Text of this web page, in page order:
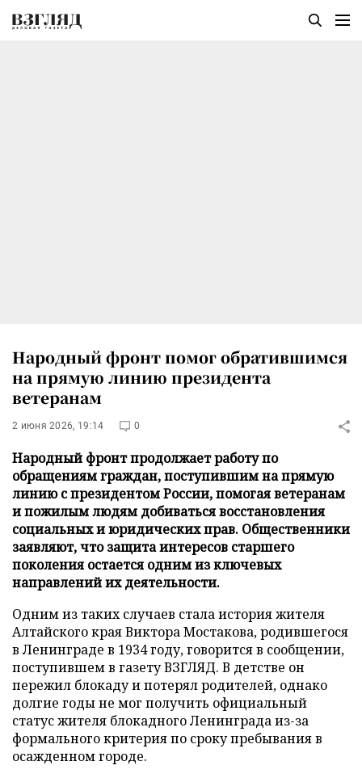
Народный фронт помог обратившимся
на прямую линию президента
ветеранам
2 июня 2026, 19:14 0
Народный фронт продолжает работу по
обращениям граждан, поступившим на прямую
линию с президентом России, помогая ветеранам
и пожилым людям добиваться восстановления
социальных и юридических прав. Общественники
заявляют, что защита интересов старшего
поколения остается одним из ключевых
направлений их деятельности.
Одним из таких случаев стала история жителя
Алтайского края Виктора Мостакова, родившегося
в Ленинграде в 1934 году, говорится в сообщении,
поступившем в газету ВЗГЛЯД. В детстве он
пережил блокаду и потерял родителей, однако
долгие годы не мог получить официальный
статус жителя блокадного Ленинграда из-за
формального критерия по сроку пребывания в
осажденном городе.